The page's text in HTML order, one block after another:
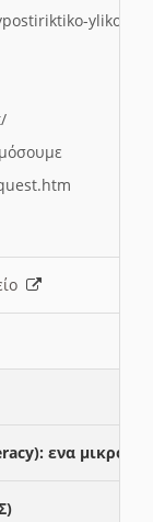
yliko/
ενα μικρο